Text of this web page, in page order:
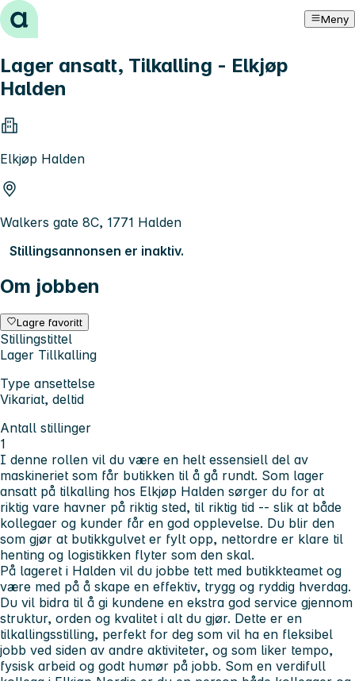
Hopp til innhold Meny
Lager ansatt, Tilkalling - Elkjøp
Halden
Elkjøp Halden
Walkers gate 8C, 1771 Halden
Stillingsannonsen er inaktiv.
Om jobben
Lagre favoritt
Stillingstittel
Lager Tillkalling
Type ansettelse
Vikariat, deltid
Antall stillinger
1
I denne rollen vil du være en helt essensiell del av
maskineriet som får butikken til å gå rundt. Som lager
ansatt på tilkalling hos Elkjøp Halden sørger du for at
riktig vare havner på riktig sted, til riktig tid -- slik at både
kollegaer og kunder får en god opplevelse. Du blir den
som gjør at butikkgulvet er fylt opp, nettordre er klare til
henting og logistikken flyter som den skal.
På lageret i Halden vil du jobbe tett med butikkteamet og
være med på å skape en effektiv, trygg og ryddig hverdag.
Du vil bidra til å gi kundene en ekstra god service gjennom
struktur, orden og kvalitet i alt du gjør. Dette er en
tilkallingsstilling, perfekt for deg som vil ha en fleksibel
jobb ved siden av andre aktiviteter, og som liker tempo,
fysisk arbeid og godt humør på jobb. Som en verdifull